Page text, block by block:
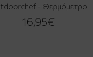
- Θερμόμετρο
16,95€